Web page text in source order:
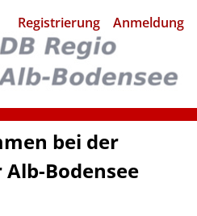
home
page
Registrierung Anmeldung
bei der
Bodensee